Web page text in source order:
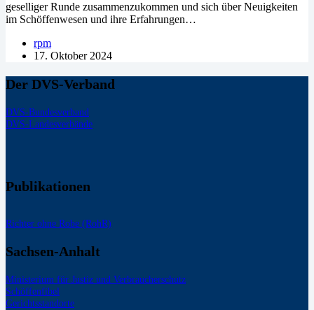
geselliger Runde zusammenzukommen und sich über Neuigkeiten
im Schöffenwesen und ihre Erfahrungen…
rpm
17. Oktober 2024
Der DVS-Verband
DVS-Bundesverband
DVS-Landesverbände
Publikationen
Richter ohne Robe (RohR)
Sachsen-Anhalt
Ministerium für Justiz und Verbraucherschutz
Schöffenfibel
Gerichtsstandorte